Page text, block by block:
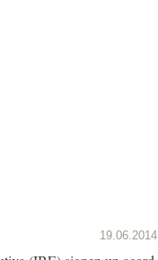
19.06.2014